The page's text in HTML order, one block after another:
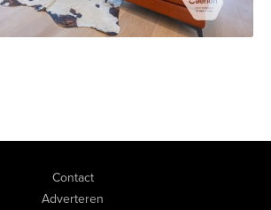
Contact
Adverteren